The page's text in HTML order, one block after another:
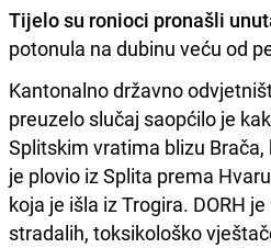
Tijelo su ronioci pronašli
potonula na dubinu veću od
Kantonalno državno
preuzelo slučaj saopćilo je
Splitskim vratima blizu
je plovio iz Splita prema
koja je išla iz Trogira. DORH
stradalih, toksikološko